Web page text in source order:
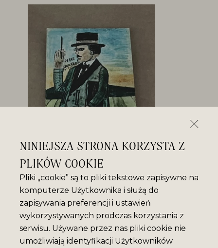
NINIEJSZA STRONA KORZYSTA Z
PLIKÓW COOKIE
Pliki „cookie” są to pliki tekstowe zapisywne na
komputerze Użytkownika i służą do
zapisywania preferencji i ustawień
wykorzystywanych prodczas korzystania z
serwisu. Używane przez nas pliki cookie nie
umożliwiają identyfikacji Użytkowników
MAGNES MUZEUM
NIKIFORA V.2